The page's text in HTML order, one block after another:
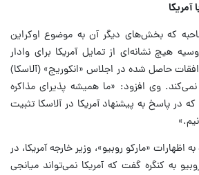
آمریکا
که بخش‌های دیگر آن به موضوع اوکراین
هیچ نشانه‌ای از تمایل آمریکا برای وادار
حاصل شده در اجلاس «انکوریج» (آلاسکا)
وی افزود: «ما همیشه پذیرای مذاکره
در پاسخ به پیشنهاد آمریکا در آلاسکا تثبیت
اظهارات «مارکو روبیو»، وزیر خارجه آمریکا، در
به کنگره گفت که آمریکا نمی‌تواند میانجی